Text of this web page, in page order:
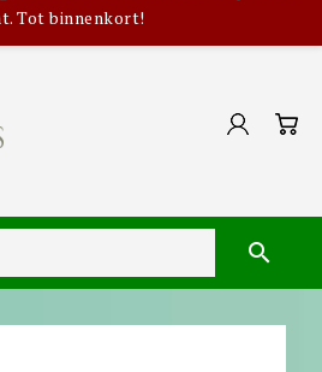
Tot binnenkort!
